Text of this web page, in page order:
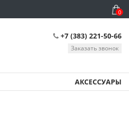
0
+7 (383) 221-50-66
Заказать звонок
АКСЕССУАРЫ